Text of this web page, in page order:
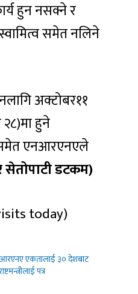
हुन नसक्ने र
समेत नलिने
अक्टोबर११
हुने
समेत एनआरएनएले
सेतोपाटी डटकम)
today)
एकतालाई ३० देशबाट
पत्र